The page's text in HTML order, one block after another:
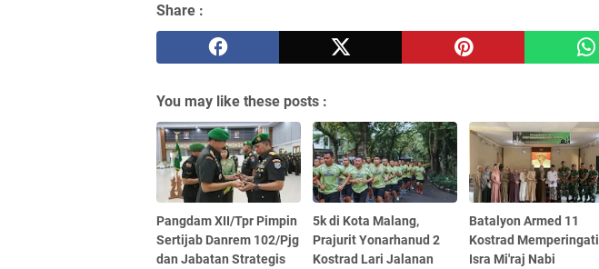
Share :
You may like these posts :
Pangdam XII/Tpr Pimpin
Sertijab Danrem 102/Pjg
dan Jabatan Strategis
5k di Kota Malang,
Prajurit Yonarhanud 2
Kostrad Lari Jalanan
Batalyon Armed 11
Kostrad Memperingati
Isra Mi'raj Nabi